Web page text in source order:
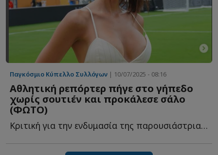
Παγκόσμιο Κύπελλο Συλλόγων | 10/07/2025 - 08:16
Αθλητική ρεπόρτερ πήγε στο γήπεδο
χωρίς σουτιέν και προκάλεσε σάλο
(ΦΩΤΟ)
Κριτική για την ενδυμασία της παρουσιάστριας του DAZN! Η Ε...